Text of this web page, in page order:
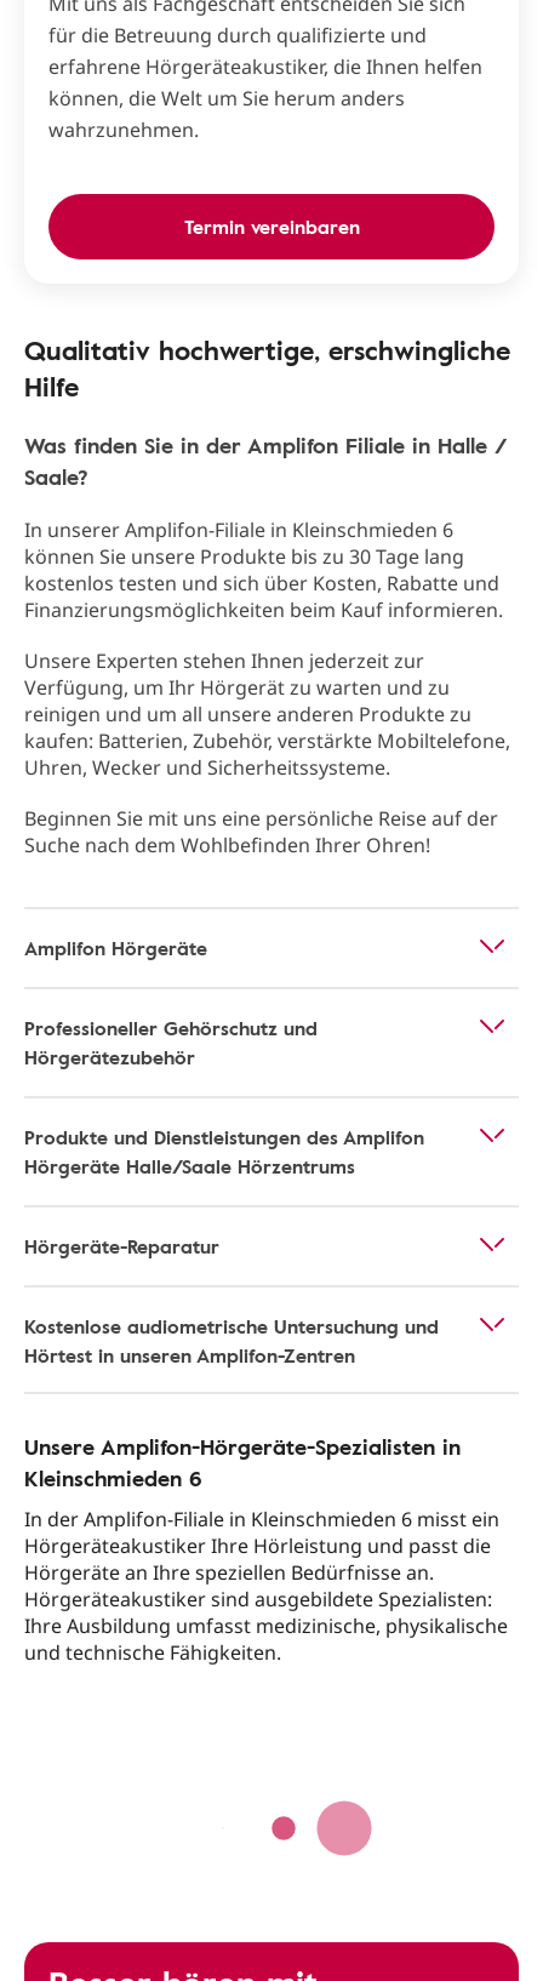
für die Betreuung durch qualifizierte und
erfahrene Hörgeräteakustiker, die Ihnen helfen
können, die Welt um Sie herum anders
wahrzunehmen.
Termin vereinbaren
Qualitativ hochwertige, erschwingliche
Hilfe
Was finden Sie in der Amplifon Filiale in Halle /
Saale?
In unserer Amplifon-Filiale in Kleinschmieden 6
können Sie unsere Produkte bis zu 30 Tage lang
kostenlos testen und sich über Kosten, Rabatte und
Finanzierungsmöglichkeiten beim Kauf informieren.
Unsere Experten stehen Ihnen jederzeit zur
Verfügung, um Ihr Hörgerät zu warten und zu
reinigen und um all unsere anderen Produkte zu
kaufen: Batterien, Zubehör, verstärkte Mobiltelefone,
Uhren, Wecker und Sicherheitssysteme.
Beginnen Sie mit uns eine persönliche Reise auf der
Suche nach dem Wohlbefinden Ihrer Ohren!
Amplifon Hörgeräte
Professioneller Gehörschutz und
Hörgerätezubehör
Produkte und Dienstleistungen des Amplifon
Hörgeräte Halle/Saale Hörzentrums
Hörgeräte-Reparatur
Kostenlose audiometrische Untersuchung und
Hörtest in unseren Amplifon-Zentren
Unsere Amplifon-Hörgeräte-Spezialisten in
Kleinschmieden 6
In der Amplifon-Filiale in Kleinschmieden 6 misst ein
Hörgeräteakustiker Ihre Hörleistung und passt die
Hörgeräte an Ihre speziellen Bedürfnisse an.
Hörgeräteakustiker sind ausgebildete Spezialisten:
Ihre Ausbildung umfasst medizinische, physikalische
und technische Fähigkeiten.